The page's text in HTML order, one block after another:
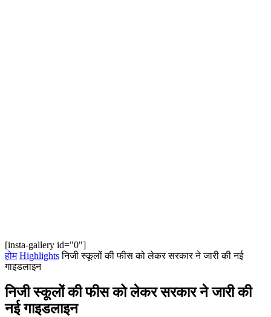
[insta-gallery id="0"]
होम Highlights निजी स्कूलों की फीस को लेकर सरकार ने जारी की नई
गाइडलाइन
निजी स्कूलों की फीस को लेकर सरकार ने जारी की
नई गाइडलाइन